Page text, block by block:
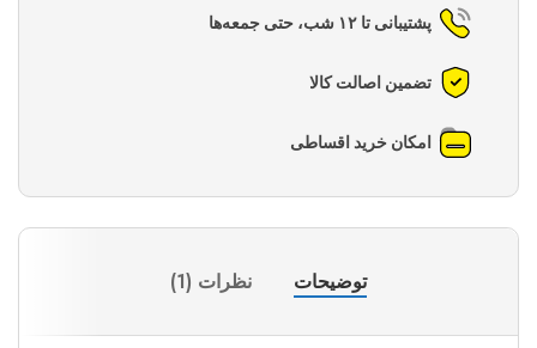
پشتیبانی تا ۱۲ شب، حتی جمعه‌ها
تضمین اصالت کالا
امکان خرید اقساطی
توضیحات نظرات (1)